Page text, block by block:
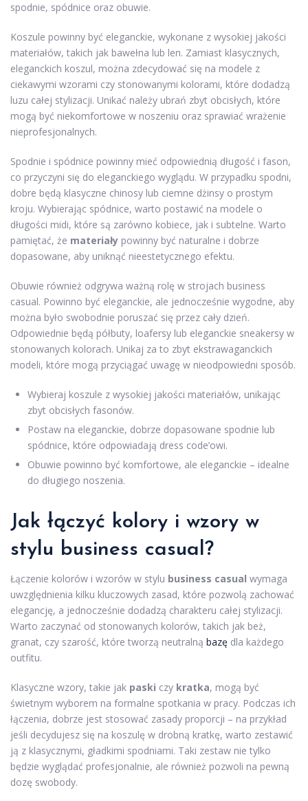
spodnie, spódnice oraz obuwie.
Koszule powinny być eleganckie, wykonane z wysokiej jakości
materiałów, takich jak bawełna lub len. Zamiast klasycznych,
eleganckich koszul, można zdecydować się na modele z
ciekawymi wzorami czy stonowanymi kolorami, które dodadzą
luzu całej stylizacji. Unikać należy ubrań zbyt obcisłych, które
mogą być niekomfortowe w noszeniu oraz sprawiać wrażenie
nieprofesjonalnych.
Spodnie i spódnice powinny mieć odpowiednią długość i fason,
co przyczyni się do eleganckiego wyglądu. W przypadku spodni,
dobre będą klasyczne chinosy lub ciemne dżinsy o prostym
kroju. Wybierając spódnice, warto postawić na modele o
długości midi, które są zarówno kobiece, jak i subtelne. Warto
pamiętać, że materiały powinny być naturalne i dobrze
dopasowane, aby uniknąć nieestetycznego efektu.
Obuwie również odgrywa ważną rolę w strojach business
casual. Powinno być eleganckie, ale jednocześnie wygodne, aby
można było swobodnie poruszać się przez cały dzień.
Odpowiednie będą półbuty, loafersy lub eleganckie sneakersy w
stonowanych kolorach. Unikaj za to zbyt ekstrawaganckich
modeli, które mogą przyciągać uwagę w nieodpowiedni sposób.
Wybieraj koszule z wysokiej jakości materiałów, unikając
zbyt obcisłych fasonów.
Postaw na eleganckie, dobrze dopasowane spodnie lub
spódnice, które odpowiadają dress code’owi.
Obuwie powinno być komfortowe, ale eleganckie – idealne
do długiego noszenia.
Jak łączyć kolory i wzory w
stylu business casual?
Łączenie kolorów i wzorów w stylu business casual wymaga
uwzględnienia kilku kluczowych zasad, które pozwolą zachować
elegancję, a jednocześnie dodadzą charakteru całej stylizacji.
Warto zaczynać od stonowanych kolorów, takich jak beż,
granat, czy szarość, które tworzą neutralną bazę dla każdego
outfitu.
Klasyczne wzory, takie jak paski czy kratka, mogą być
świetnym wyborem na formalne spotkania w pracy. Podczas ich
łączenia, dobrze jest stosować zasady proporcji – na przykład
jeśli decydujesz się na koszulę w drobną kratkę, warto zestawić
ją z klasycznymi, gładkimi spodniami. Taki zestaw nie tylko
będzie wyglądać profesjonalnie, ale również pozwoli na pewną
dozę swobody.